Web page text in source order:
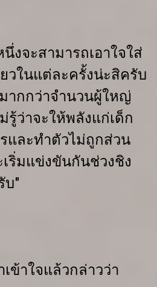
งจะสามารถเอาใจใส่
วในแต่ละครั้งน่ะสิครับ
ากกว่าจำนวนผู้ใหญ่
รู้ว่าจะให้พลังแก่เด็ก
และทำตัวไม่ถูกส่วน
ริ่มแข่งขันกันช่วงชิง
บ"
ข้าใจแล้วกล่าวว่า